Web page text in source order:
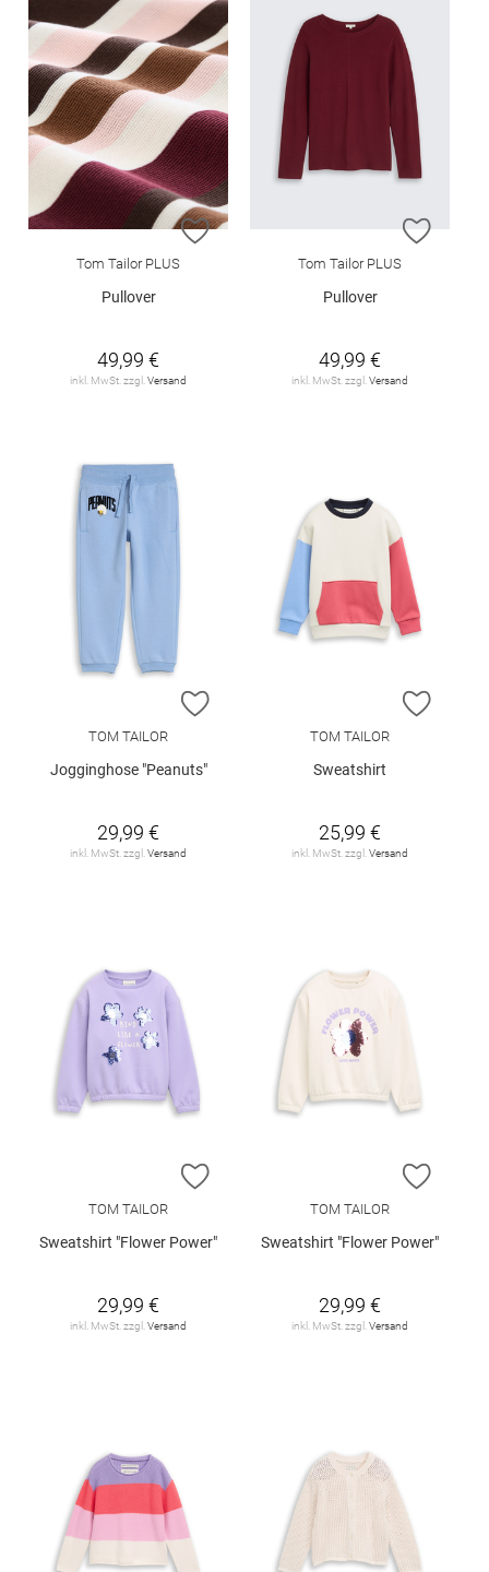
ZUR WUNSCHLISTE HINZUFÜGEN
Tom Tailor PLUS
Pullover
49,99 €
inkl. MwSt. zzgl. Versand
ZUR
Tom Tailor PLUS
Pullover
49,99 €
inkl. MwSt. zzgl. Versand
ZUR WUNSCHLISTE HINZUFÜGEN
TOM TAILOR
Jogginghose "Peanuts"
29,99 €
inkl. MwSt. zzgl. Versand
ZUR
TOM TAILOR
Sweatshirt
25,99 €
inkl. MwSt. zzgl. Versand
ZUR WUNSCHLISTE HINZUFÜGEN
TOM TAILOR
Sweatshirt "Flower Power"
29,99 €
inkl. MwSt. zzgl. Versand
ZUR
TOM TAILOR
Sweatshirt "Flower Power"
29,99 €
inkl. MwSt. zzgl. Versand